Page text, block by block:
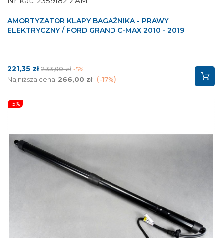
AMORTYZATOR KLAPY BAGAŻNIKA - PRAWY
ELEKTRYCZNY / FORD GRAND C-MAX 2010 - 2019
Cena
221,35 zł Cena
podstawowa
233,00 zł -5%
Najniższa cena: 266,00 zł -17%
-5%